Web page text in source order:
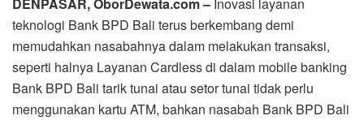
DENPASAR, OborDewata.com – Inovasi layanan
teknologi Bank BPD Bali terus berkembang demi
memudahkan nasabahnya dalam melakukan transaksi,
seperti halnya Layanan Cardless di dalam mobile banking
Bank BPD Bali tarik tunai atau setor tunai tidak perlu
menggunakan kartu ATM, bahkan nasabah Bank BPD Bali